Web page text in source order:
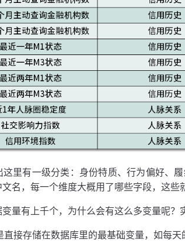
这里有一级分类：身份特质、行为偏好、
名，每一个维度大概用了哪些字段，这些
量有上千个，为什么会有这么多变量呢？
直接存储在数据库里的最基础变量，如每天